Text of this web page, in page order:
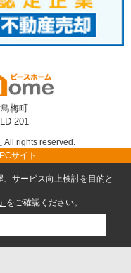
梅町
201
All rights reserved.
PCサイト
サービス向上検討を目的と
をご確認ください。